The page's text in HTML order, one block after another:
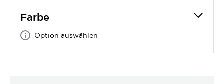
Farbe
Option auswählen